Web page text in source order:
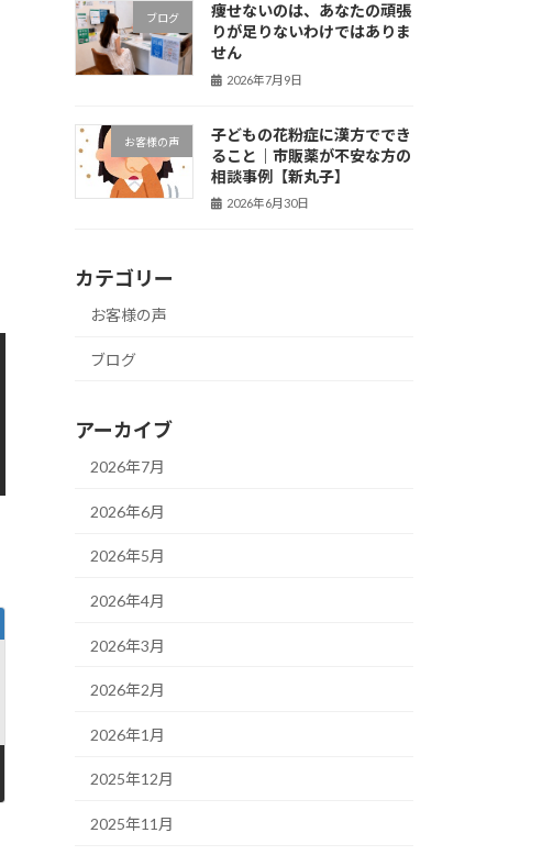
ブログ
痩せないのは、あなたの頑張
りが足りないわけではありま
せん
2026年7月9日
お客様の声
子どもの花粉症に漢方ででき
ること｜市販薬が不安な方の
相談事例【新丸子】
2026年6月30日
カテゴリー
お客様の声
ブログ
アーカイブ
2026年7月
2026年6月
2026年5月
2026年4月
2026年3月
2026年2月
2026年1月
2025年12月
2025年11月